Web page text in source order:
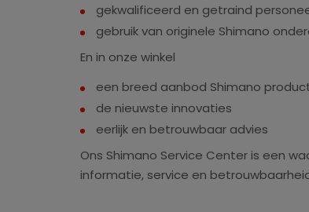
gekwalificeerd en getraind
gebruik van originele Shimano
En in onze winkel
een breed aanbod Shimano
de nieuwste innovaties
eerlijk en betrouwbaar advies
Ons Shimano Service Center is een
informatie, service en